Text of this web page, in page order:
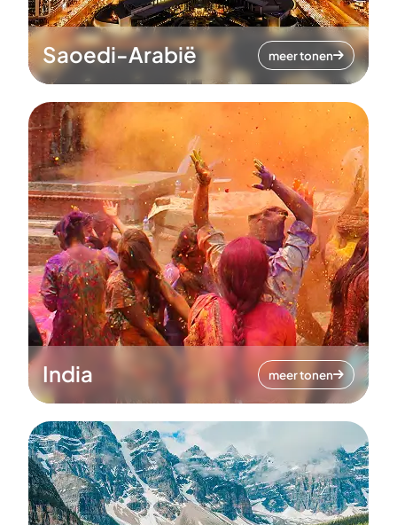
Saoedi-Arabië meer tonen
India meer tonen